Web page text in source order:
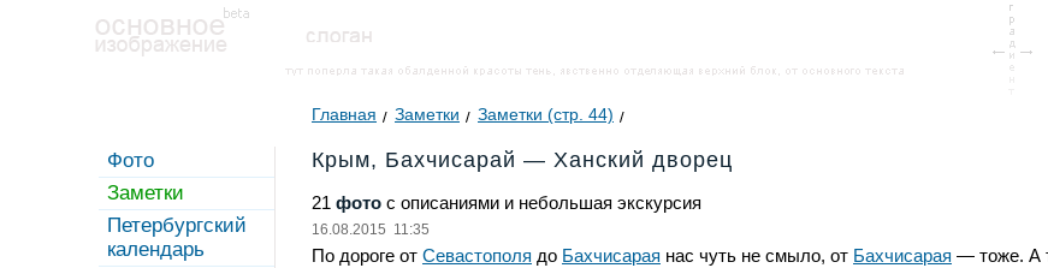
Фото
Заметки
Петербургский
календарь
Главная Заметки Заметки (стр. 44)
Крым, Бахчисарай — Ханский дворец
21 фото с описаниями и небольшая экскурсия
16.08.2015 11:35
По дороге от Севастополя до Бахчисарая нас чуть не смыло, от Бахчисарая — тоже. А